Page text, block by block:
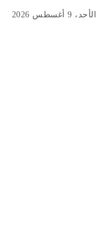
الأحد، 9 أغسطس 2026